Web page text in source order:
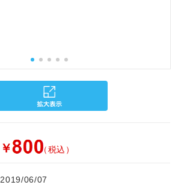
￥ （税込）
2019/06/07